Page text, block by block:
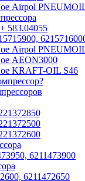
Airpol
583.04055
Airpol
AEON3000
KRAFT-OIL S46
6211473900
6211472650